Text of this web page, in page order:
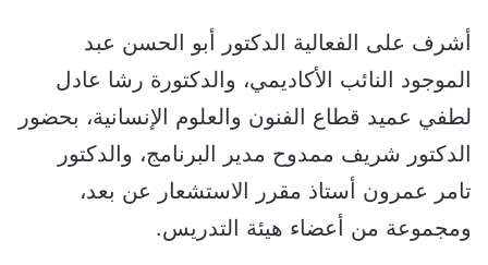
أشرف على الفعالية الدكتور أبو الحسن عبد
الموجود النائب الأكاديمي، والدكتورة رشا عادل
لطفي عميد قطاع الفنون والعلوم الإنسانية، بحضور
الدكتور شريف ممدوح مدير البرنامج، والدكتور
تامر عمرون أستاذ مقرر الاستشعار عن بعد،
ومجموعة من أعضاء هيئة التدريس.